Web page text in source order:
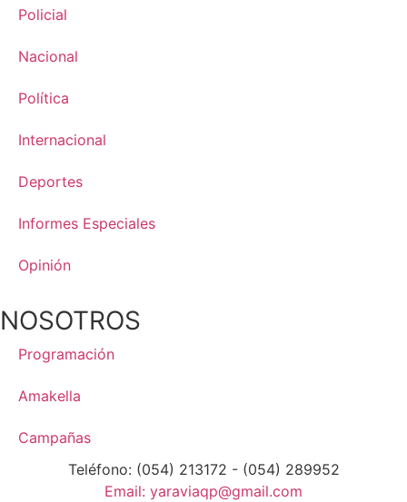
Policial
Nacional
Política
Internacional
Deportes
Informes Especiales
Opinión
NOSOTROS
Programación
Amakella
Campañas
Teléfono: (054) 213172 - (054) 289952
Email: yaraviaqp@gmail.com